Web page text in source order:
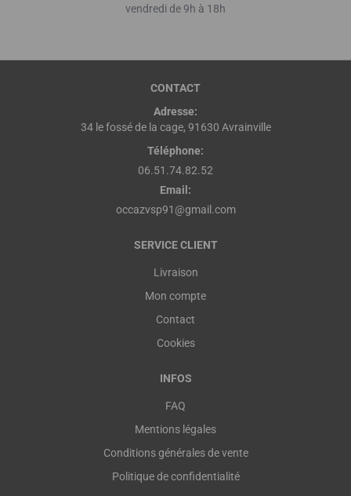
vendredi de 9h à 18h
CONTACT
Adresse:
34 le fossé de la cage, 91630 Avrainville
Téléphone:
06.51.74.82.52
Email:
occazvsp91@gmail.com
SERVICE CLIENT
Livraison
Mon compte
Contact
Cookies
INFOS
FAQ
Mentions légales
Conditions générales de vente
Politique de confidentialité